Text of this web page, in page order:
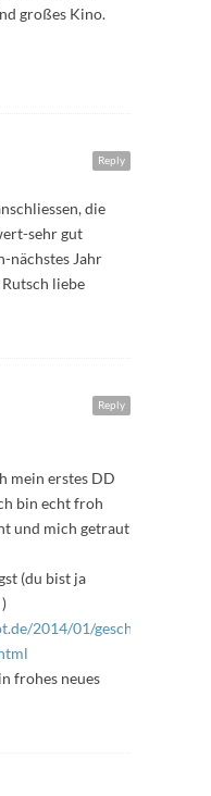
großes Kino.
Reply
die
sehr gut
Jahr
liebe
Reply
mein erstes DD
bin echt froh
und mich getraut
(du bist ja
2014/01/geschafft-
frohes neues